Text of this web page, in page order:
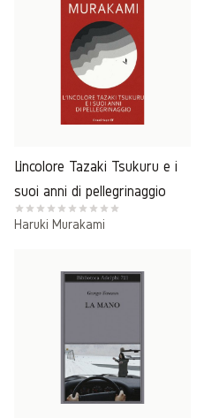
L’incolore Tazaki Tsukuru e i
suoi anni di pellegrinaggio
Haruki Murakami